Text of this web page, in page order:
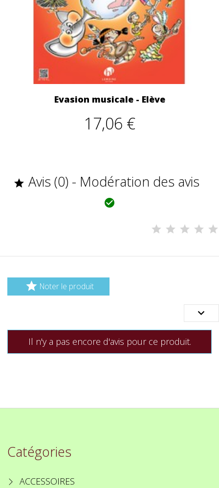
Evasion musicale - Elève
17,06 €
 Avis (0) - Modération des avis

 Noter le produit

Il n'y a pas encore d'avis pour ce produit.
Catégories
ACCESSOIRES